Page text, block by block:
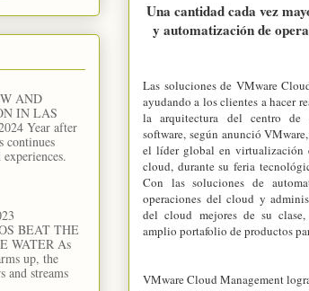
Una cantidad cada vez
y automatización de
Las soluciones de VMware
ayudando a los clientes a hacer
la arquitectura del centro de
software, según anunció
el líder global en virtualización
cloud, durante su feria
Con las soluciones de
operaciones del cloud y
del cloud mejores de su
amplio portafolio de productos
VMware Cloud Management
AND
IN LAS
Year after
continues
BEAT THE
WATER As
up, the
and streams